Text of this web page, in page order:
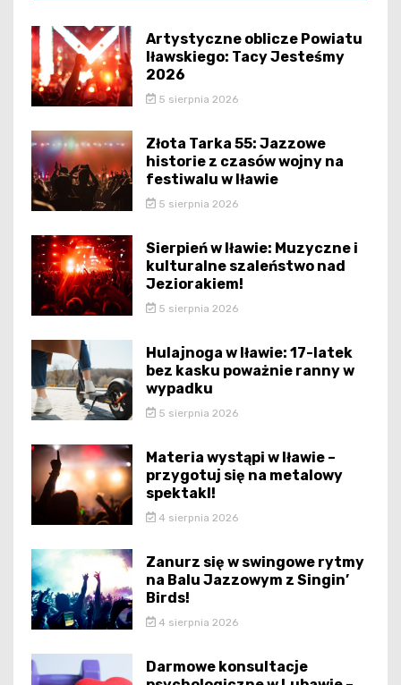
Artystyczne oblicze Powiatu
Iławskiego: Tacy Jesteśmy
2026
5 sierpnia 2026
Złota Tarka 55: Jazzowe
historie z czasów wojny na
festiwalu w Iławie
5 sierpnia 2026
Sierpień w Iławie: Muzyczne i
kulturalne szaleństwo nad
Jeziorakiem!
5 sierpnia 2026
Hulajnoga w Iławie: 17-latek
bez kasku poważnie ranny w
wypadku
5 sierpnia 2026
Materia wystąpi w Iławie –
przygotuj się na metalowy
spektakl!
4 sierpnia 2026
Zanurz się w swingowe rytmy
na Balu Jazzowym z Singin’
Birds!
4 sierpnia 2026
Darmowe konsultacje